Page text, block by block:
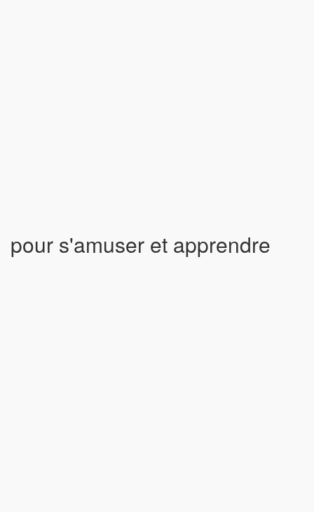
pour s'amuser et apprendre